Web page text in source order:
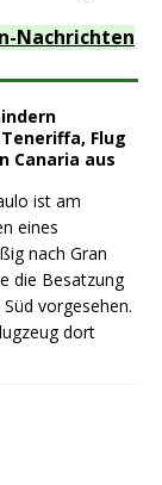
Nachrichten
Flug
Canaria aus
ist am
eines
nach Gran
die Besatzung
vorgesehen.
dort